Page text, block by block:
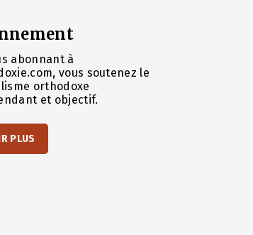
abonnant à
vous soutenez le
orthodoxe
et objectif.
PLUS